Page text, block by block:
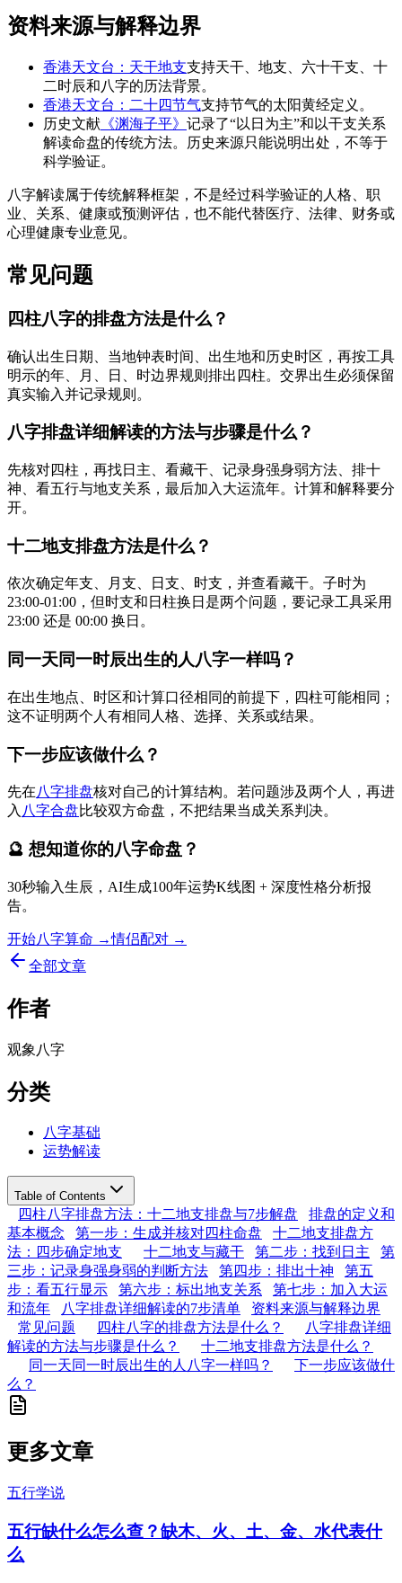
资料来源与解释边界
香港天文台：天干地支支持天干、地支、六十干支、十
二时辰和八字的历法背景。
香港天文台：二十四节气支持节气的太阳黄经定义。
历史文献 《渊海子平》 记录了“以日为主”和以干支关系
解读命盘的传统方法。历史来源只能说明出处，不等于
科学验证。
八字解读属于传统解释框架，不是经过科学验证的人格、职
业、关系、健康或预测评估，也不能代替医疗、法律、财务或
心理健康专业意见。
常见问题
四柱八字的排盘方法是什么？
确认出生日期、当地钟表时间、出生地和历史时区，再按工具
明示的年、月、日、时边界规则排出四柱。交界出生必须保留
真实输入并记录规则。
八字排盘详细解读的方法与步骤是什么？
先核对四柱，再找日主、看藏干、记录身强身弱方法、排十
神、看五行与地支关系，最后加入大运流年。计算和解释要分
开。
十二地支排盘方法是什么？
依次确定年支、月支、日支、时支，并查看藏干。子时为
23:00-01:00，但时支和日柱换日是两个问题，要记录工具采用
23:00 还是 00:00 换日。
同一天同一时辰出生的人八字一样吗？
在出生地点、时区和计算口径相同的前提下，四柱可能相同；
这不证明两个人有相同人格、选择、关系或结果。
下一步应该做什么？
先在八字排盘核对自己的计算结构。若问题涉及两个人，再进
入 八字合盘比较双方命盘，不把结果当成关系判决。
🔮 想知道你的八字命盘？
30秒输入生辰，AI生成100年运势K线图 + 深度性格分析报
告。
开始八字算命 →情侣配对 →
全部文章
作者
观象八字
分类
八字基础
运势解读
Table of Contents
四柱八字排盘方法：十二地支排盘与7步解盘
排盘的定义和
基本概念
第一步：生成并核对四柱命盘
十二地支排盘方
法：四步确定地支
十二地支与藏干 第二步：找到日主
第
三步：记录身强身弱的判断方法
第四步：排出十神
第五
步：看五行显示
第六步：标出地支关系
第七步：加入大运
和流年
八字排盘详细解读的7步清单
资料来源与解释边界
常见问题
四柱八字的排盘方法是什么？
八字排盘详细
解读的方法与步骤是什么？
十二地支排盘方法是什么？
同一天同一时辰出生的人八字一样吗？
下一步应该做什
么？
更多文章
五行学说
五行缺什么怎么查？缺木、火、土、金、水代表什
么